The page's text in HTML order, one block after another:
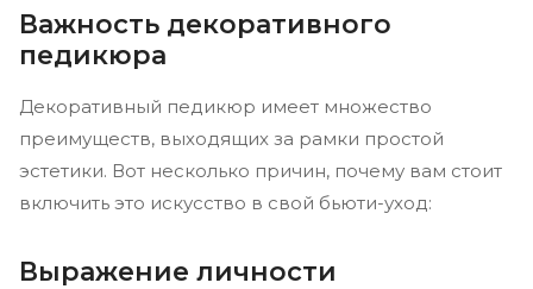
Важность декоративного
педикюра
Декоративный педикюр имеет множество
преимуществ, выходящих за рамки простой
эстетики. Вот несколько причин, почему вам стоит
включить это искусство в свой бьюти-уход:
Выражение личности